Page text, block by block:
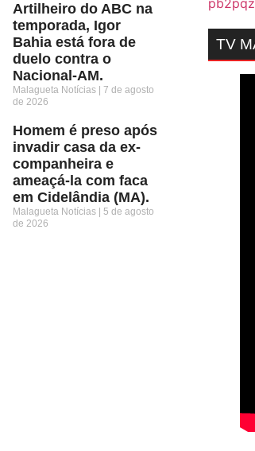
Artilheiro do ABC na
temporada, Igor
Bahia está fora de
duelo contra o
Nacional-AM.
Malagueta Notícias
7 de agosto
de 2026
Homem é preso após
invadir casa da ex-
companheira e
ameaçá-la com faca
em Cidelândia (MA).
Malagueta Notícias
5 de agosto
de 2026
TV